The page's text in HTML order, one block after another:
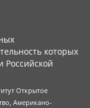
которых
Российской
Открытое
Американо-